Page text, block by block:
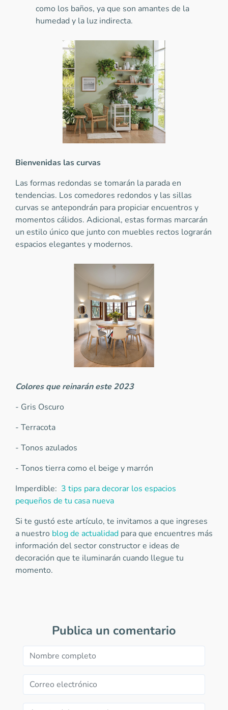
como los baños, ya que son amantes de la
humedad y la luz indirecta.
Bienvenidas las curvas
Las formas redondas se tomarán la parada en
tendencias. Los comedores redondos y las sillas
curvas se antepondrán para propiciar encuentros y
momentos cálidos. Adicional, estas formas marcarán
un estilo único que junto con muebles rectos lograrán
espacios elegantes y modernos.
Colores que reinarán este 2023
- Gris Oscuro
- Terracota
- Tonos azulados
- Tonos tierra como el beige y marrón
Imperdible: 3 tips para decorar los espacios
pequeños de tu casa nueva
Si te gustó este artículo, te invitamos a que ingreses
a nuestro blog de actualidad para que encuentres más
información del sector constructor e ideas de
decoración que te iluminarán cuando llegue tu
momento.
Publica un comentario